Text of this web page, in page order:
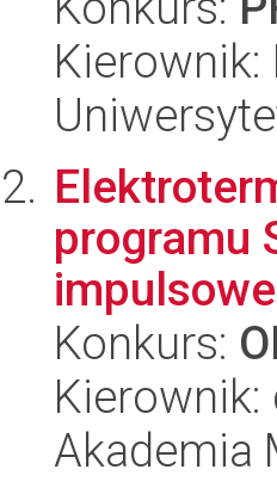
Kierownik:
programu
Konkurs:
Kierownik:
Akademia